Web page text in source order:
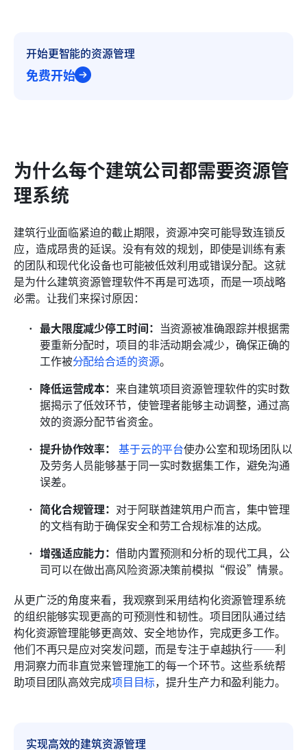
开始更智能的资源管理
免费开始
为什么每个建筑公司都需要资源管
理系统
建筑行业面临紧迫的截止期限，资源冲突可能导致连锁反
应，造成昂贵的延误。没有有效的规划，即使是训练有素
的团队和现代化设备也可能被低效利用或错误分配。这就
是为什么建筑资源管理软件不再是可选项，而是一项战略
必需。让我们来探讨原因：
最大限度减少停工时间： 当资源被准确跟踪并根据需
要重新分配时，项目的非活动期会减少，确保正确的
工作被分配给合适的资源。
降低运营成本： 来自建筑项目资源管理软件的实时数
据揭示了低效环节，使管理者能够主动调整，通过高
效的资源分配节省资金。
提升协作效率： 基于云的平台使办公室和现场团队以
及劳务人员能够基于同一实时数据集工作，避免沟通
误差。
简化合规管理： 对于阿联酋建筑用户而言，集中管理
的文档有助于确保安全和劳工合规标准的达成。
增强适应能力：借助内置预测和分析的现代工具，公
司可以在做出高风险资源决策前模拟“假设”情景。
从更广泛的角度来看，我观察到采用结构化资源管理系统
的组织能够实现更高的可预测性和韧性。项目团队通过结
构化资源管理能够更高效、安全地协作，完成更多工作。
他们不再只是应对突发问题，而是专注于卓越执行——利
用洞察力而非直觉来管理施工的每一个环节。这些系统帮
助项目团队高效完成项目目标，提升生产力和盈利能力。
实现高效的建筑资源管理